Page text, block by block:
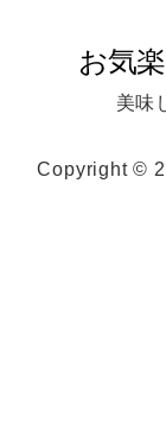
美味
Copyright ©